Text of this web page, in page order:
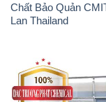
Chất Bảo Quản
Lan Thailand